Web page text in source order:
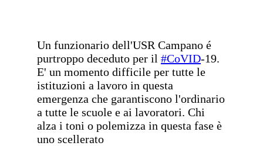
Un funzionario dell'USR Campano é
purtroppo deceduto per il #CoVID-19.
E' un momento difficile per tutte le
istituzioni a lavoro in questa
emergenza che garantiscono l'ordinario
a tutte le scuole e ai lavoratori. Chi
alza i toni o polemizza in questa fase è
uno scellerato